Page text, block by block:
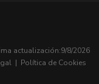
actualización:9/8/2026
| Política de Cookies